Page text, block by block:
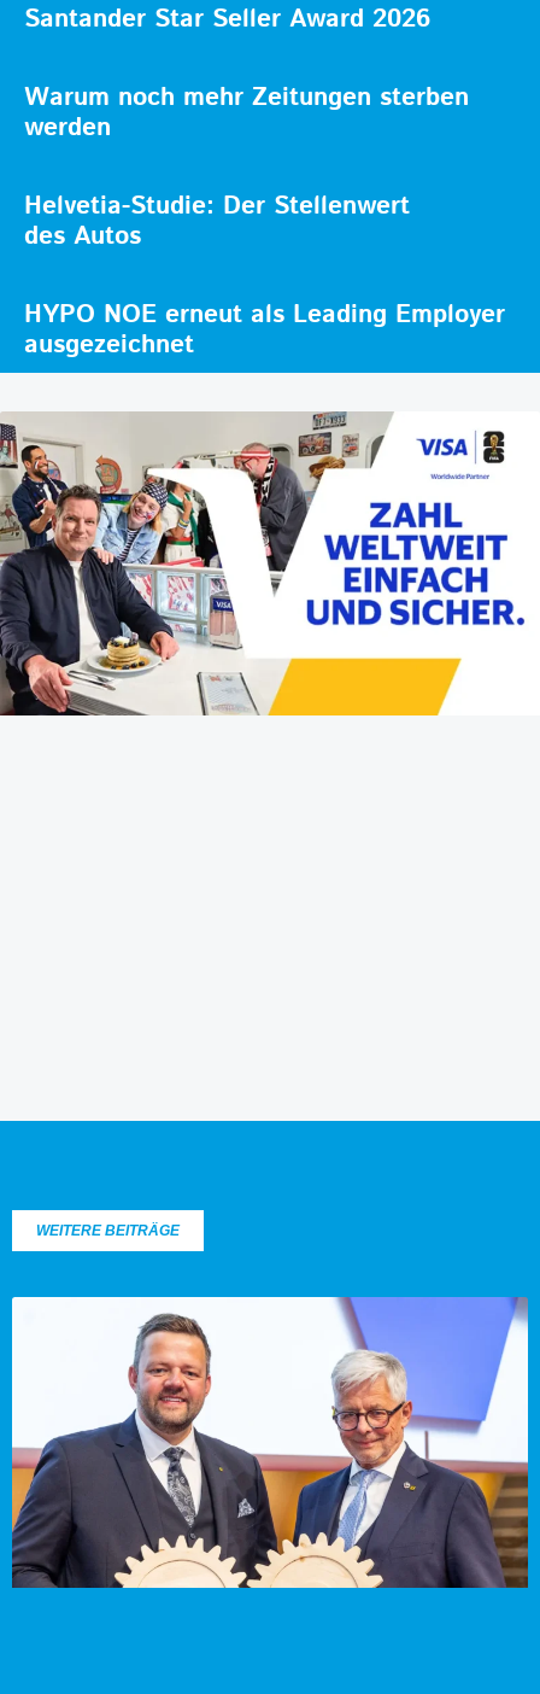
Santander Star Seller Award 2026
Warum noch mehr Zeitungen sterben
werden
Helvetia-Studie: Der Stellenwert
des Autos
HYPO NOE erneut als Leading Employer
ausgezeichnet
WEITERE BEITRÄGE